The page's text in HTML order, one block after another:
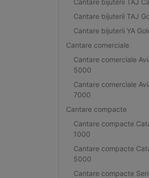
Cantare bijuterii TAJ
Cantare bijuterii YA
Cantare comerciale
Cantare comerciale
5000
Cantare comerciale
7000
Cantare compacte
Cantare compacte
1000
Cantare compacte
5000
Cantare compacte